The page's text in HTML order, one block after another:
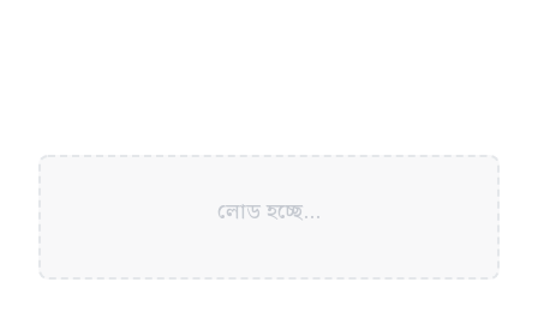
লোড হচ্ছে...